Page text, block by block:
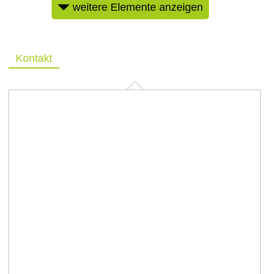
weitere Elemente anzeigen
Kontakt